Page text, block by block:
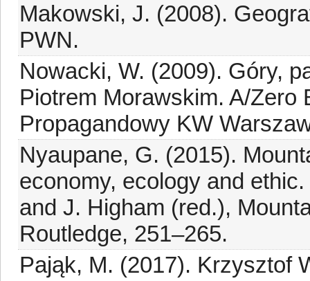
Makowski, J. (2008).
PWN.
Nowacki, W. (2009). Góry,
Piotrem Morawskim. A/Zero
Propagandowy KW
Nyaupane, G. (2015).
economy, ecology and
and J. Higham (red.),
Routledge, 251–265.
Pająk, M. (2017). Krzysztof